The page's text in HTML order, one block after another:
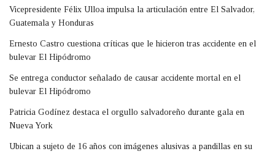
Vicepresidente Félix Ulloa impulsa la articulación entre El Salvador,
Guatemala y Honduras
Ernesto Castro cuestiona críticas que le hicieron tras accidente en el
bulevar El Hipódromo
Se entrega conductor señalado de causar accidente mortal en el
bulevar El Hipódromo
Patricia Godínez destaca el orgullo salvadoreño durante gala en
Nueva York
Ubican a sujeto de 16 años con imágenes alusivas a pandillas en su